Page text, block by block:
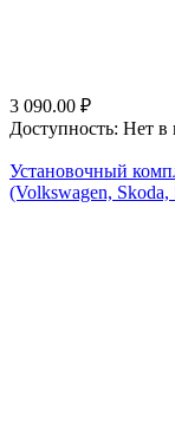
3 090.00 ₽
Доступность: Нет в
Установочный
(Volkswagen, Skoda,